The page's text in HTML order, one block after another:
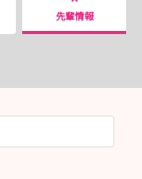
先輩情報